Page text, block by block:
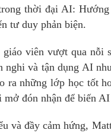
thời đại AI:
tư duy phản biện.
viên vượt qua nỗi
nghi và tận dụng AI
ra những lớp học tốt
đón nhận để biến
và đầy cảm hứng,